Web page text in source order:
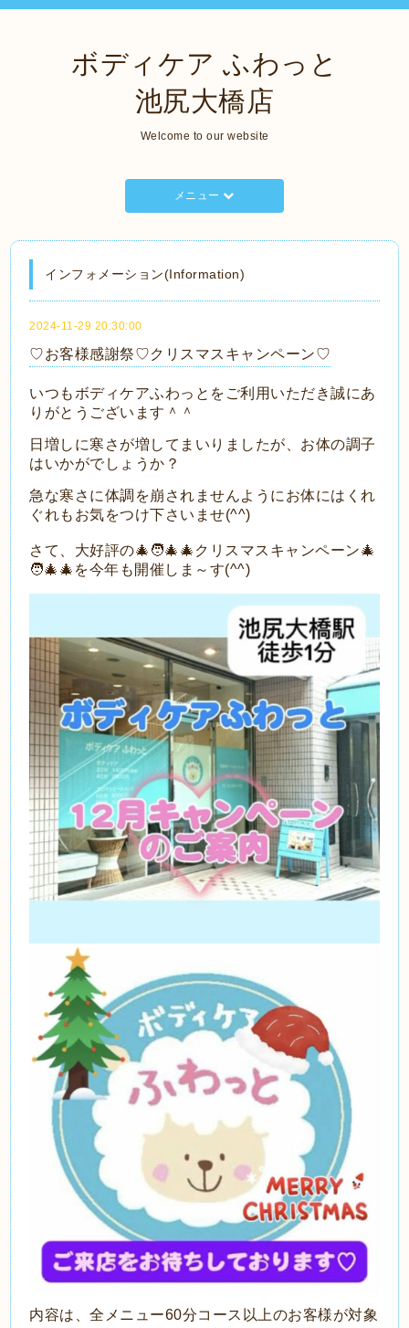
ボディケア ふわっと
池尻大橋店
Welcome to our website
メニュー
インフォメーション(Information)
2024-11-29 20:30:00
♡お客様感謝祭♡クリスマスキャンペーン♡
いつもボディケアふわっとをご利用いただき誠にあ
りがとうございます＾＾
日増しに寒さが増してまいりましたが、お体の調子
はいかがでしょうか？
急な寒さに体調を崩されませんようにお体にはくれ
ぐれもお気をつけ下さいませ(^^)
さて、大好評の🎄🧑‍🎄🎄クリスマスキャンペーン🎄
🧑‍🎄🎄を今年も開催しま～す(^^)
内容は、全メニュー60分コース以上のお客様が対象